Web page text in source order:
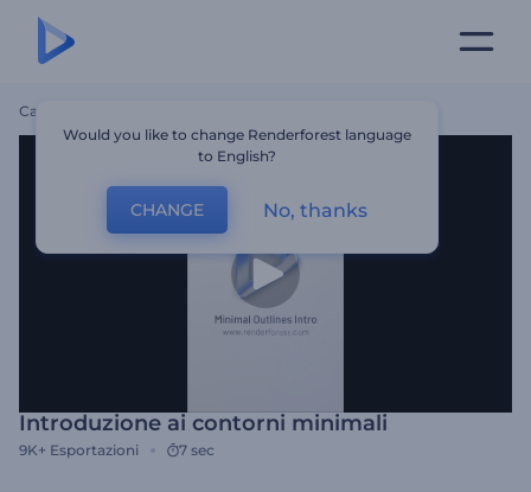
Casa
Introduzione ai contorni minimali
9K+ Esportazioni 7 sec
Would you like to change Renderforest language
to English?
CHANGE No, thanks